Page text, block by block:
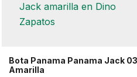
Bota Panama Panama Jack 03
Amarilla